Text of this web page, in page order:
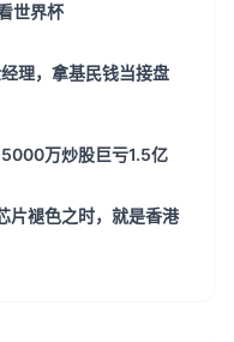
世界杯
理，拿基民钱当接盘
万炒股巨亏1.5亿
片褪色之时，就是香港